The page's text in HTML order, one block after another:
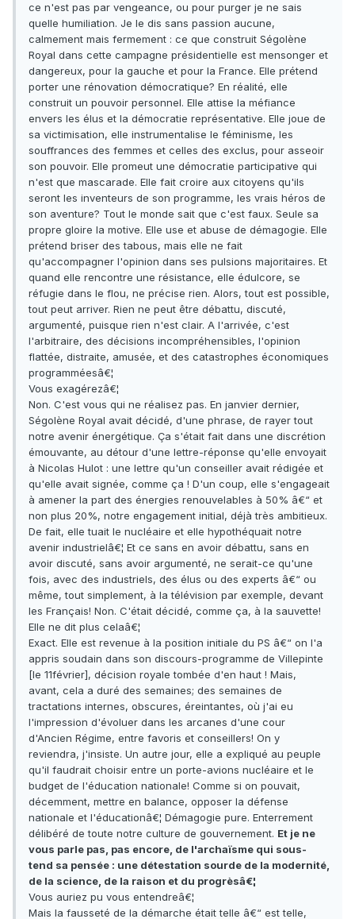
ce n'est pas par vengeance, ou pour purger je ne sais
quelle humiliation. Je le dis sans passion aucune,
calmement mais fermement : ce que construit Ségolène
Royal dans cette campagne présidentielle est mensonger et
dangereux, pour la gauche et pour la France. Elle prétend
porter une rénovation démocratique? En réalité, elle
construit un pouvoir personnel. Elle attise la méfiance
envers les élus et la démocratie représentative. Elle joue de
sa victimisation, elle instrumentalise le féminisme, les
souffrances des femmes et celles des exclus, pour asseoir
son pouvoir. Elle promeut une démocratie participative qui
n'est que mascarade. Elle fait croire aux citoyens qu'ils
seront les inventeurs de son programme, les vrais héros de
son aventure? Tout le monde sait que c'est faux. Seule sa
propre gloire la motive. Elle use et abuse de démagogie. Elle
prétend briser des tabous, mais elle ne fait
qu'accompagner l'opinion dans ses pulsions majoritaires. Et
quand elle rencontre une résistance, elle édulcore, se
réfugie dans le flou, ne précise rien. Alors, tout est possible,
tout peut arriver. Rien ne peut être débattu, discuté,
argumenté, puisque rien n'est clair. A l'arrivée, c'est
l'arbitraire, des décisions incompréhensibles, l'opinion
flattée, distraite, amusée, et des catastrophes économiques
programméesâ€¦
Vous exagérezâ€¦
Non. C'est vous qui ne réalisez pas. En janvier dernier,
Ségolène Royal avait décidé, d'une phrase, de rayer tout
notre avenir énergétique. Ça s'était fait dans une discrétion
émouvante, au détour d'une lettre-réponse qu'elle envoyait
à Nicolas Hulot : une lettre qu'un conseiller avait rédigée et
qu'elle avait signée, comme ça ! D'un coup, elle s'engageait
à amener la part des énergies renouvelables à 50% â€“ et
non plus 20%, notre engagement initial, déjà très ambitieux.
De fait, elle tuait le nucléaire et elle hypothéquait notre
avenir industrielâ€¦ Et ce sans en avoir débattu, sans en
avoir discuté, sans avoir argumenté, ne serait-ce qu'une
fois, avec des industriels, des élus ou des experts â€“ ou
même, tout simplement, à la télévision par exemple, devant
les Français! Non. C'était décidé, comme ça, à la sauvette!
Elle ne dit plus celaâ€¦
Exact. Elle est revenue à la position initiale du PS â€“ on l'a
appris soudain dans son discours-programme de Villepinte
[le 11février], décision royale tombée d'en haut ! Mais,
avant, cela a duré des semaines; des semaines de
tractations internes, obscures, éreintantes, où j'ai eu
l'impression d'évoluer dans les arcanes d'une cour
d'Ancien Régime, entre favoris et conseillers! On y
reviendra, j'insiste. Un autre jour, elle a expliqué au peuple
qu'il faudrait choisir entre un porte-avions nucléaire et le
budget de l'éducation nationale! Comme si on pouvait,
décemment, mettre en balance, opposer la défense
nationale et l'éducationâ€¦ Démagogie pure. Enterrement
délibéré de toute notre culture de gouvernement. Et je ne
vous parle pas, pas encore, de l'archaïsme qui sous-
tend sa pensée : une détestation sourde de la modernité,
de la science, de la raison et du progrèsâ€¦
Vous auriez pu vous entendreâ€¦
Mais la fausseté de la démarche était telle â€“ est telle,